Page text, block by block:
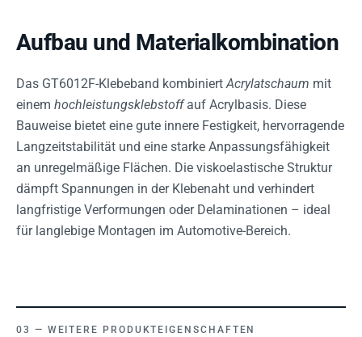
Aufbau und Materialkombination
Das GT6012F-Klebeband kombiniertAcrylatschaum mit
einem hochleistungsklebstoffauf Acrylbasis. Diese
Bauweise bietet eine gute innere Festigkeit, hervorragende
Langzeitstabilität und eine starke Anpassungsfähigkeit
an unregelmäßige Flächen. Die viskoelastische Struktur
dämpft Spannungen in der Klebenaht und verhindert
langfristige Verformungen oder Delaminationen – ideal
für langlebige Montagen im Automotive-Bereich.
WEITERE PRODUKTEIGENSCHAFTEN